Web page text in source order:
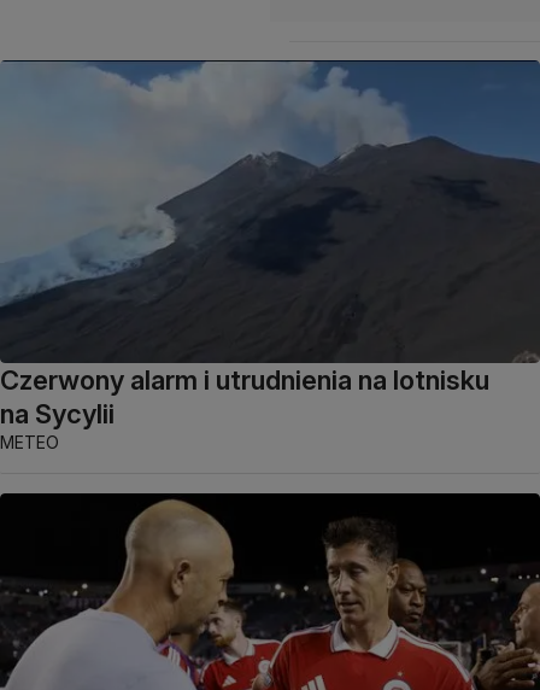
Czerwony alarm i utrudnienia na lotnisku
na Sycylii
METEO